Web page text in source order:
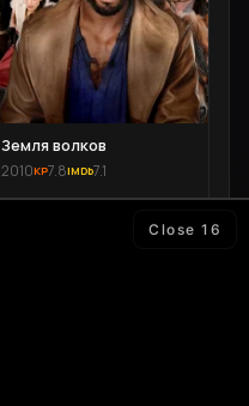
Земля волков
2010 7.8 7.1
Close16